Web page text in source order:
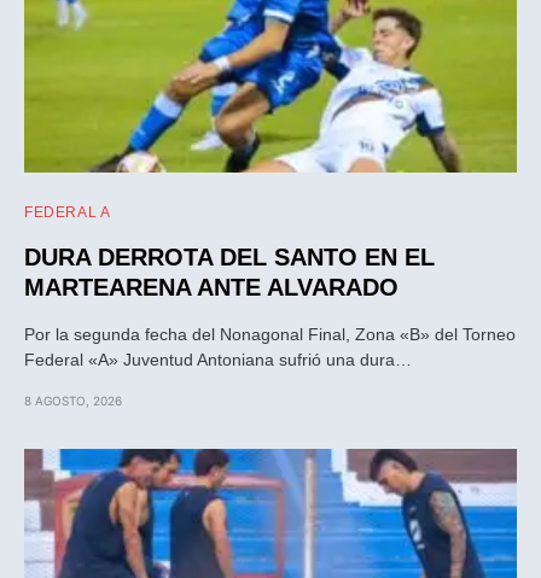
FEDERAL A
DURA DERROTA DEL SANTO EN EL
MARTEARENA ANTE ALVARADO
Por la segunda fecha del Nonagonal Final, Zona «B» del Torneo
Federal «A» Juventud Antoniana sufrió una dura…
8 AGOSTO, 2026